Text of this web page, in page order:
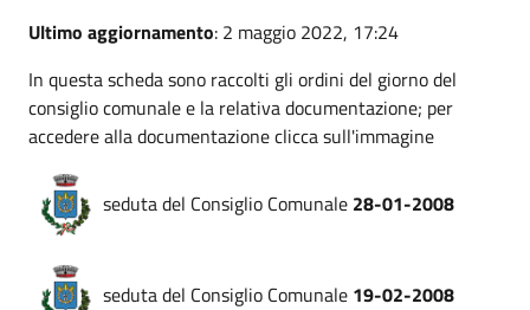
Ultimo aggiornamento: 2 maggio 2022, 17:24
In questa scheda sono raccolti gli ordini del giorno del
consiglio comunale e la relativa documentazione; per
accedere alla documentazione clicca sull'immagine
seduta del Consiglio Comunale 28-01-2008
seduta del Consiglio Comunale 19-02-2008